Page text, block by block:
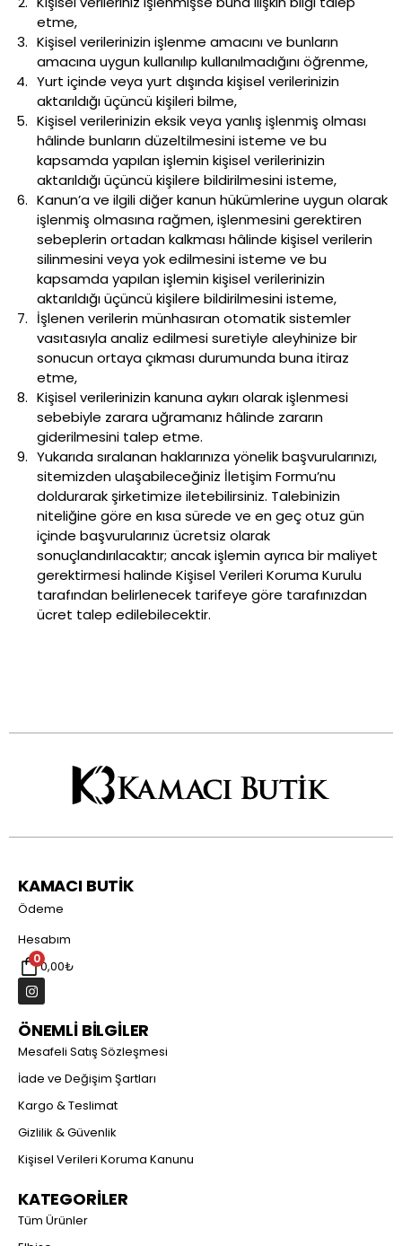
etme,
Kişisel verilerinizin işlenme amacını ve bunların
amacına uygun kullanılıp kullanılmadığını öğrenme,
Yurt içinde veya yurt dışında kişisel verilerinizin
aktarıldığı üçüncü kişileri bilme,
Kişisel verilerinizin eksik veya yanlış işlenmiş olması
hâlinde bunların düzeltilmesini isteme ve bu
kapsamda yapılan işlemin kişisel verilerinizin
aktarıldığı üçüncü kişilere bildirilmesini isteme,
Kanun’a ve ilgili diğer kanun hükümlerine uygun olarak
işlenmiş olmasına rağmen, işlenmesini gerektiren
sebeplerin ortadan kalkması hâlinde kişisel verilerin
silinmesini veya yok edilmesini isteme ve bu
kapsamda yapılan işlemin kişisel verilerinizin
aktarıldığı üçüncü kişilere bildirilmesini isteme,
İşlenen verilerin münhasıran otomatik sistemler
vasıtasıyla analiz edilmesi suretiyle aleyhinize bir
sonucun ortaya çıkması durumunda buna itiraz
etme,
Kişisel verilerinizin kanuna aykırı olarak işlenmesi
sebebiyle zarara uğramanız hâlinde zararın
giderilmesini talep etme.
Yukarıda sıralanan haklarınıza yönelik başvurularınızı,
sitemizden ulaşabileceğiniz İletişim Formu’nu
doldurarak şirketimize iletebilirsiniz. Talebinizin
niteliğine göre en kısa sürede ve en geç otuz gün
içinde başvurularınız ücretsiz olarak
sonuçlandırılacaktır; ancak işlemin ayrıca bir maliyet
gerektirmesi halinde Kişisel Verileri Koruma Kurulu
tarafından belirlenecek tarifeye göre tarafınızdan
ücret talep edilebilecektir.
KAMACI BUTİK
Ödeme
Hesabım
00,00₺
ÖNEMLİ BİLGİLER
Mesafeli Satış Sözleşmesi
İade ve Değişim Şartları
Kargo & Teslimat
Gizlilik & Güvenlik
Kişisel Verileri Koruma Kanunu
KATEGORİLER
Tüm Ürünler